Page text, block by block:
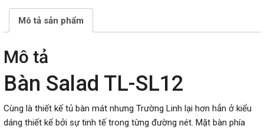
Mô tả sản phẩm
Mô tả
Bàn Salad TL-SL12
Cùng là thiết kế tủ bàn mát nhưng Trường Linh lại hơn hẳn ở kiểu
dáng thiết kế bởi sự tinh tế trong từng đường nét. Mặt bàn phía